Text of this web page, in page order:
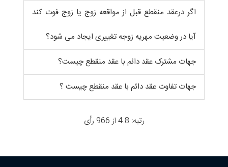
اگر درعقد منقطع قبل از مواقعه زوج یا زوج فوت کند
آیا در وضعیت مهریه زوجه تغییری ایجاد می شود؟
جهات مشترک عقد دائم با عقد منقطع چیست؟
جهات تفاوت عقد دائم با عقد منقطع چیست ؟
رتبه: 4.8 از 966 رأی